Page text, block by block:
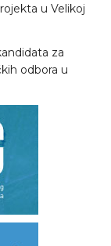
u Velikoj
za
odbora u